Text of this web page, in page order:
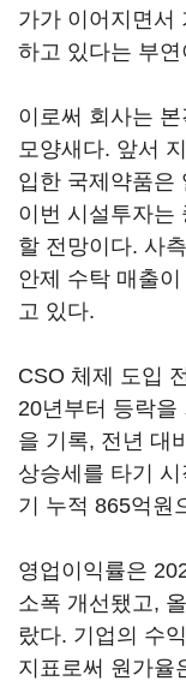
가가 이어지면서
하고 있다는 부연
이로써 회사는
모양새다. 앞서
입한 국제약품은
이번 시설투자는
할 전망이다. 사
안제 수탁 매출
고 있다.
CSO 체제 도입
20년부터 등락을
을 기록, 전년 대
상승세를 타기
기 누적 865억원
영업이익률은
소폭 개선됐고,
랐다. 기업의 수
지표로써 원가율